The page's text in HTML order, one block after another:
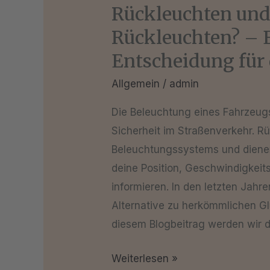
Rückleuchten
Rückleuchten? –
Entscheidung für
Allgemein / admin
Die Beleuchtung eines
Sicherheit im Straßenverkehr.
Beleuchtungssystems und
deine Position,
informieren. In den letzten
Alternative zu herkömmlichen
diesem Blogbeitrag werden wir
dein
Fahrzeug
Weiterlesen »